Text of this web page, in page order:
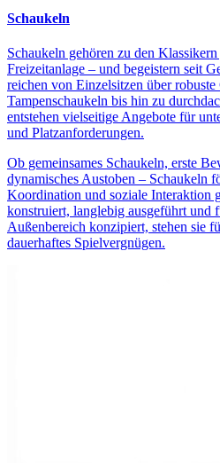
Schaukeln
Schaukeln gehören zu den
Freizeitanlage – und begeistern seit
reichen von Einzelsitzen über robuste
Tampenschaukeln bis hin zu
entstehen vielseitige Angebote für
und Platzanforderungen.
Ob gemeinsames Schaukeln, erste
dynamisches Austoben – Schaukeln
Koordination und soziale Interaktion
konstruiert, langlebig ausgeführt und
Außenbereich konzipiert, stehen sie
dauerhaftes Spielvergnügen.